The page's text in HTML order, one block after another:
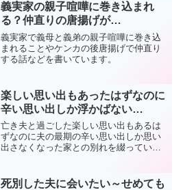
義実家の親子喧嘩に巻き込まれ
る？仲直りの唐揚げが…
義実家で義母と義弟の親子喧嘩に巻き込
まれることやケンカの後唐揚げで仲直り
する話などを書いています。
楽しい思い出もあったはずなのに
辛い思い出しか浮かばない…
亡き夫と過ごした楽しい思い出もあるは
ずなのに夫の最期の辛い思い出しか思い
出さなくなった家との別れを綴っていま
死別した夫に会いたい～せめても